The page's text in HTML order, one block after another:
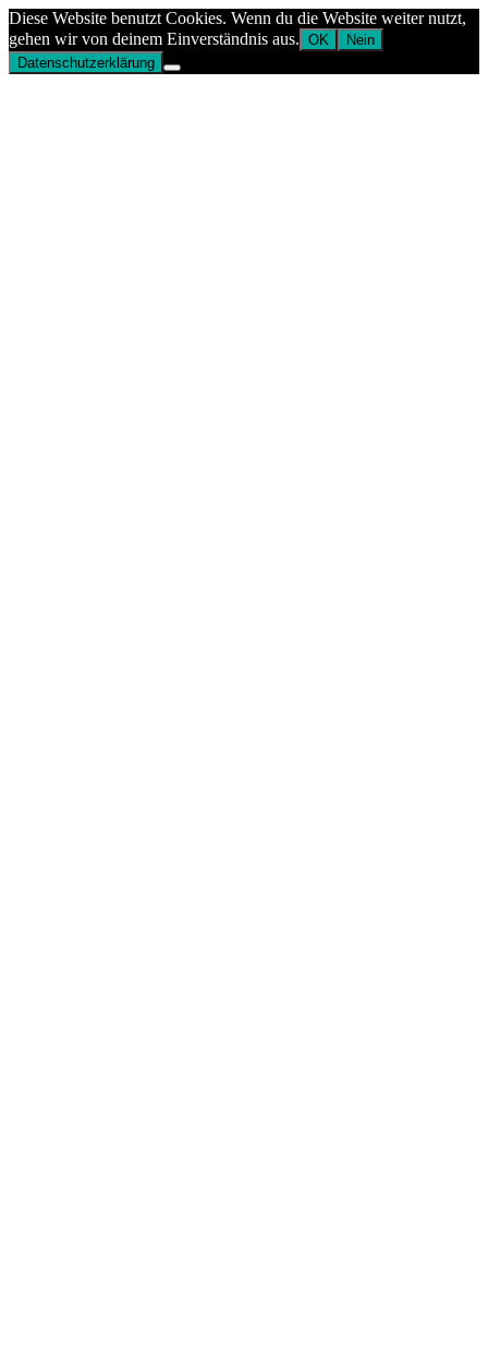
Diese Website benutzt Cookies. Wenn du die Website weiter nutzt,
gehen wir von deinem Einverständnis aus. OK
Nein
Datenschutzerklärung